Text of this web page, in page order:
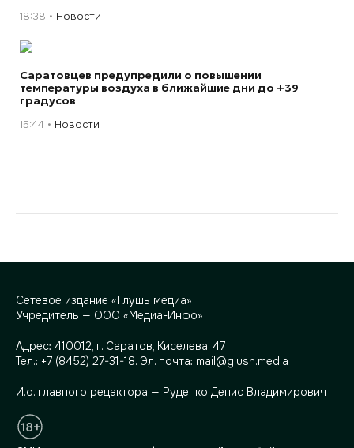
18:38 Новости
Саратовцев предупредили о повышении
температуры воздуха в ближайшие дни до +39
градусов
15:44 Новости
Сетевое издание «Глушь медиа»
Учредитель — ООО «Медиа-Инфо»
Адрес: 410012, г. Саратов, Киселева, 47
Тел.: +7 (8452) 27-31-18. Эл. почта: mail@glush.media
И.о. главного редактора — Руденко Денис Владимирович